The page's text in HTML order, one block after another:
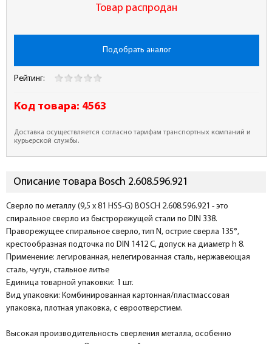
Товар распродан
Подобрать аналог
Рейтинг:
Код товара: 4563
Доставка осуществляется согласно тарифам транспортных компаний и
курьерской службы.
Описание товара Bosch 2.608.596.921
Сверло по металлу (9,5 x 81 HSS-G) BOSCH 2.608.596.921 - это
cпиральное сверло из быстрорежущей стали по DIN 338.
Праворежущее спиральное сверло, тип N, острие сверла 135°,
крестообразная подточка по DIN 1412 C, допуск на диаметр h 8.
Применение: легированная, нелегированная сталь, нержавеющая
сталь, чугун, стальное литье
Единица товарной упаковки: 1 шт.
Вид упаковки: Комбинированная картонная/пластмассовая
упаковка, плотная упаковка, с евроотверстием.
Высокая производительность сверления металла, особенно